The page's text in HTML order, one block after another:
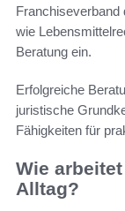
Franchiseverband
wie
Beratung ein.
Erfolgreiche
juristische
Fähigkeiten für
Wie
Alltag?